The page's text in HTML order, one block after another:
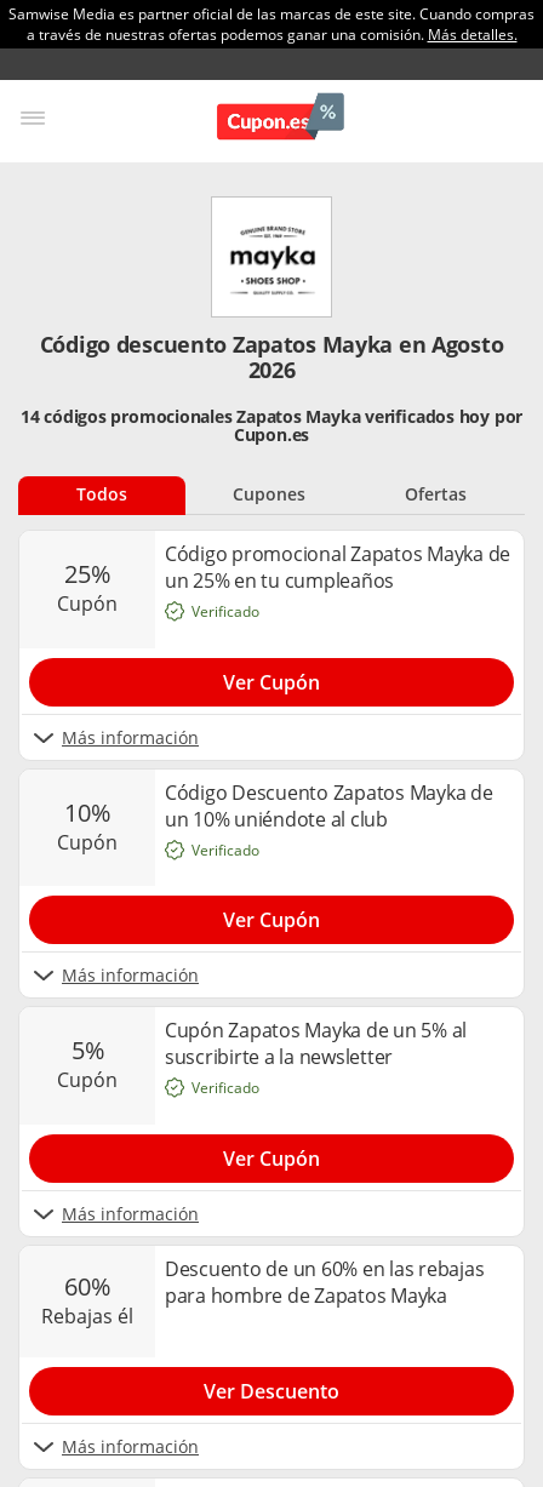
Samwise Media es partner oficial de las marcas de este site. Cuando compras
a través de nuestras ofertas podemos ganar una comisión. Más detalles.
Código descuento Zapatos Mayka en Agosto
2026
14 códigos promocionales Zapatos Mayka verificados hoy por
Cupon.es
Todos Cupones Ofertas
25%
cupón
Código promocional Zapatos Mayka de
un 25% en tu cumpleaños
Más información
Verificado
Ver Cupón
10%
cupón
Código Descuento Zapatos Mayka de
un 10% uniéndote al club
Más información
Verificado
Ver Cupón
5%
cupón
Cupón Zapatos Mayka de un 5% al
suscribirte a la newsletter
Más información
Verificado
Ver Cupón
60%
rebajas él
Descuento de un 60% en las rebajas
para hombre de Zapatos Mayka
Más información
Ver Descuento